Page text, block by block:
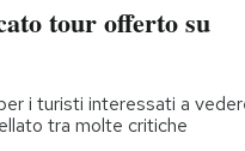
tour offerto su
i turisti interessati a
tra molte critiche